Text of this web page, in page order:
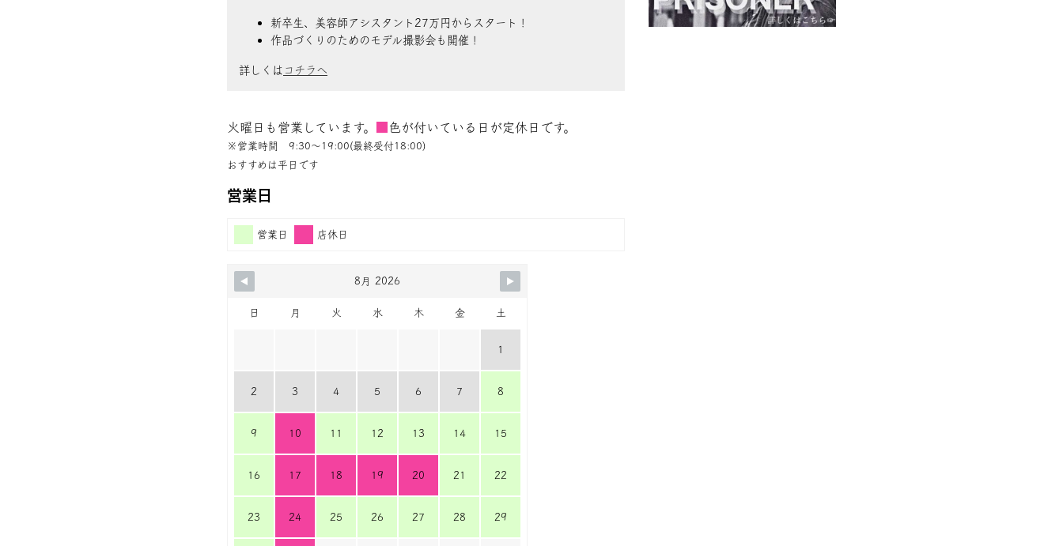
新卒生、美容師アシスタント27万円からスタート！
作品づくりのためのモデル撮影会も開催！
詳しくは コチラへ
火曜日も営業しています。 色が付いている日が定休日です。
※営業時間 9:30〜19:00(最終受付18:00)
おすすめは平日です
営業日
営業日 店休日
8月 2026
日 月 火 水 木 金 土
1
2 3 4 5 6 7 8
9 10 11 12 13 14 15
16 17 18 19 20 21 22
23 24 25 26 27 28 29